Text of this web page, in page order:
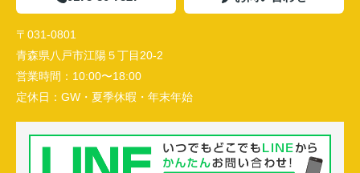
〒031-0801
青森県八戸市江陽５丁目20-2
営業時間： 10:00〜18:00
定休日： GW・夏季休暇・年末年始